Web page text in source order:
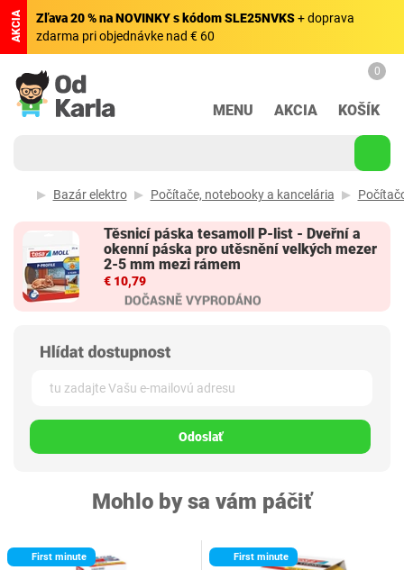
AKCIA Zľava 20 % na NOVINKY s kódom SLE25NVKS+ doprava
zdarma pri objednávke nad € 60
MENU AKCIA
0
KOŠÍK
Bazár elektro Počítače, notebooky a kancelária
Těsnicí páska tesamoll P-list - Dveřní a
okenní páska pro utěsnění velkých mezer
2-5 mm mezi rámem
€ 10,79
Odoslať
Mohlo by sa vám páčiť
First minute First minute